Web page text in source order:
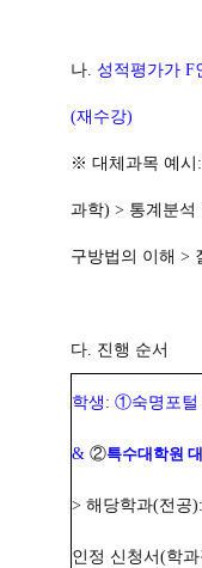
나. 성적평가가 F
(재수강)
※대체과목 예
과학) > 통계분
구방법의 이해 >
다. 진행 순서
학생: ①숙명포털
&②특수대학원
> 해당학과(전공
인정 신청서(학